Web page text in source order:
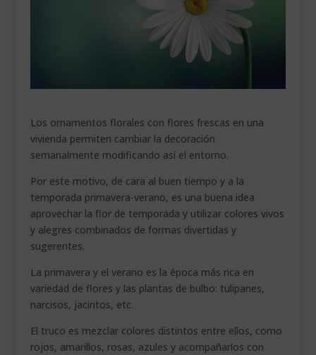
___________________________
Los ornamentos florales con flores frescas en una
vivienda permiten cambiar la decoración
semanalmente modificando así el entorno.
Por este motivo, de cara al buen tiempo y a la
temporada primavera-verano, es una buena idea
aprovechar la flor de temporada y utilizar colores vivos
y alegres combinados de formas divertidas y
sugerentes.
La primavera y el verano es la época más rica en
variedad de flores y las plantas de bulbo: tulipanes,
narcisos, jacintos, etc.
El truco es mezclar colores distintos entre ellos, como
rojos, amarillos, rosas, azules y acompañarlos con